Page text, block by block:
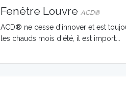
Fenêtre LouvreACD®
ACD® ne cesse d'innover et est
les chauds mois d'été, il est import...